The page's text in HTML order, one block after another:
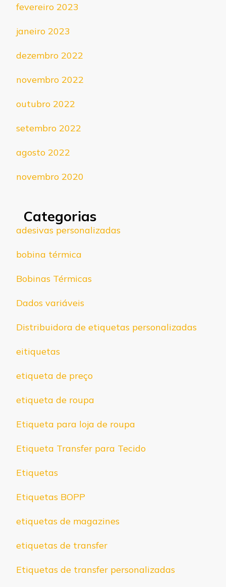
fevereiro 2023
janeiro 2023
dezembro 2022
novembro 2022
outubro 2022
setembro 2022
agosto 2022
novembro 2020
Categorias
adesivas personalizadas
bobina térmica
Bobinas Térmicas
Dados variáveis
Distribuidora de etiquetas personalizadas
eitiquetas
etiqueta de preço
etiqueta de roupa
Etiqueta para loja de roupa
Etiqueta Transfer para Tecido
Etiquetas
Etiquetas BOPP
etiquetas de magazines
etiquetas de transfer
Etiquetas de transfer personalizadas